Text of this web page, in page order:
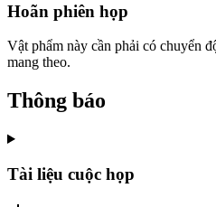
Hoãn phiên họp
Vật phẩm này cần phải có chuyển
mang theo.
Thông báo
Tài liệu cuộc họp